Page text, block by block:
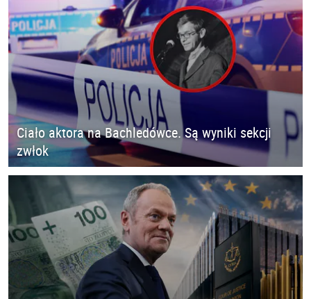
Ciało aktora na Bachledówce. Są wyniki sekcji
zwłok